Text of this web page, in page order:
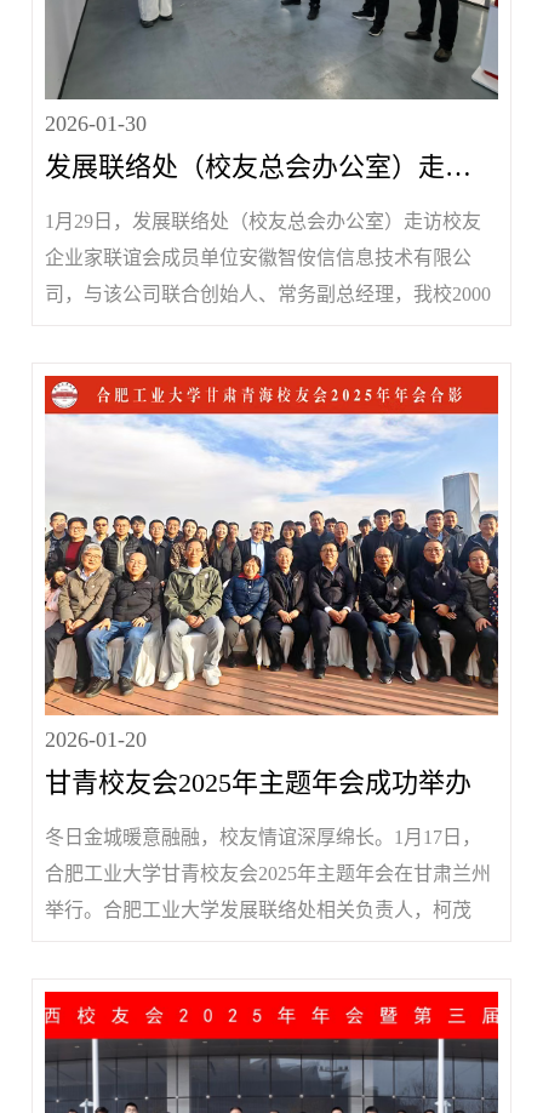
2026-01-30
发展联络处（校友总会办公室）走访安徽智侒信信息技术有限公司
1月29日，发展联络处（校友总会办公室）走访校友
企业家联谊会成员单位安徽智侒信信息技术有限公
司，与该公司联合创始人、常务副总经理，我校2000
务校企协同发展新路径。走访期间，方正平热情接待
学校一行，带领大家实地参...
2026-01-20
甘青校友会2025年主题年会成功举办
冬日金城暖意融融，校友情谊深厚绵长。1月17日，
合肥工业大学甘青校友会2025年主题年会在甘肃兰州
举行。合肥工业大学发展联络处相关负责人，柯茂
友会会长、2001级法学系校友杨成锐致欢迎辞，全面
回顾校友会自成立以来的发...